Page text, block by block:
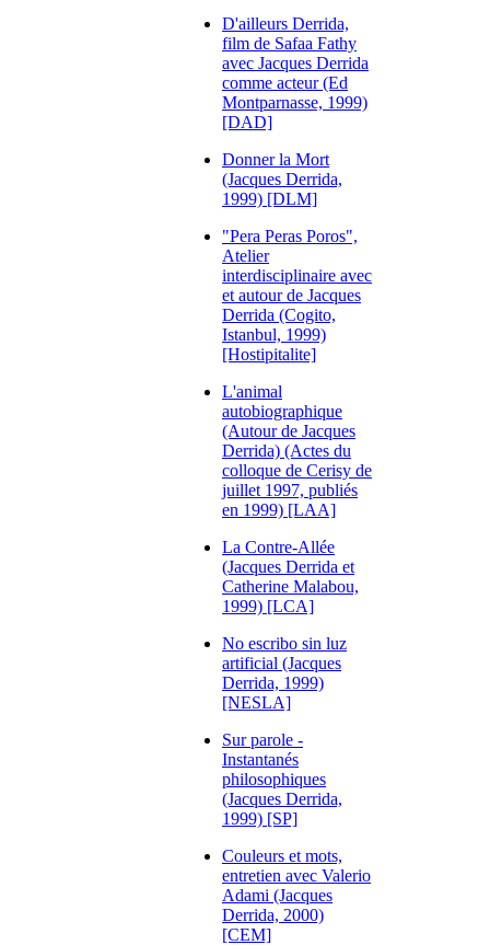
D'ailleurs Derrida,
film de Safaa Fathy
avec Jacques Derrida
comme acteur (Ed
Montparnasse, 1999)
[DAD]
Donner la Mort
(Jacques Derrida,
1999) [DLM]
"Pera Peras Poros",
Atelier
interdisciplinaire avec
et autour de Jacques
Derrida (Cogito,
Istanbul, 1999)
[Hostipitalite]
L'animal
autobiographique
(Autour de Jacques
Derrida) (Actes du
colloque de Cerisy de
juillet 1997, publiés
en 1999) [LAA]
La Contre-Allée
(Jacques Derrida et
Catherine Malabou,
1999) [LCA]
No escribo sin luz
artificial (Jacques
Derrida, 1999)
[NESLA]
Sur parole -
Instantanés
philosophiques
(Jacques Derrida,
1999) [SP]
Couleurs et mots,
entretien avec Valerio
Adami (Jacques
Derrida, 2000)
[CEM]